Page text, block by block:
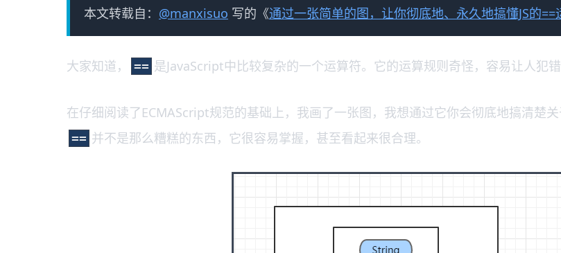
本文转载自： @manxisuo 写的《通过一张简单的图，让你彻底地、永久地搞懂JS的==
大家知道， == 是JavaScript中比较复杂的一个运算符。它的运算规则奇怪，容易让人犯
在仔细阅读了ECMAScript规范的基础上，我画了一张图，我想通过它你会彻底地搞清楚
== 并不是那么糟糕的东西，它很容易掌握，甚至看起来很合理。